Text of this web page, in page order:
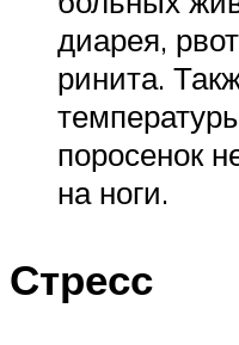
диарея,
ринита.
поросенок
на ноги.
Стресс